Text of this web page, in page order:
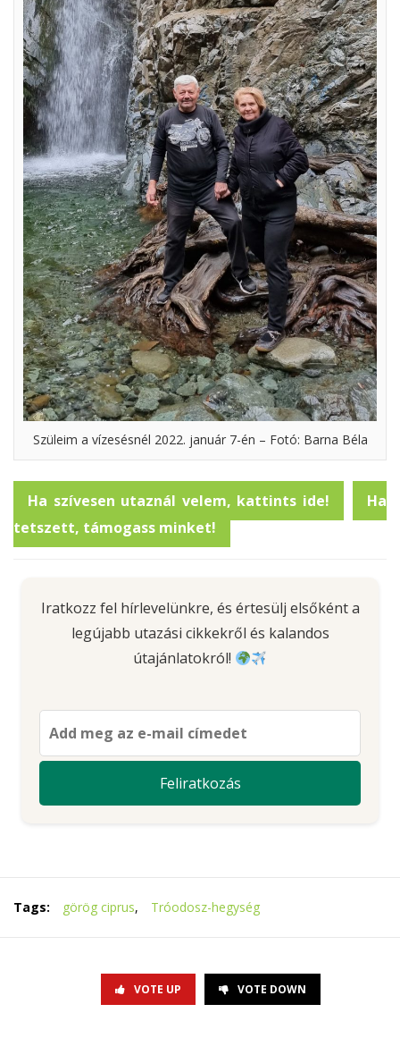
Szüleim a vízesésnél 2022. január 7-én – Fotó: Barna Béla
Ha szívesen utaznál velem, kattints ide!
Ha
tetszett, támogass minket!
Iratkozz fel hírlevelünkre, és értesülj elsőként a
legújabb utazási cikkekről és kalandos
útajánlatokról!
Tags: görög ciprus, Tróodosz-hegység
VOTE UP VOTE DOWN